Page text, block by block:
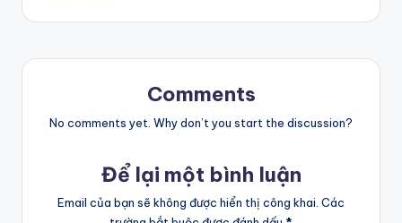
Comments
No comments yet. Why don’t you start the discussion?
Để lại một bình luận
Email của bạn sẽ không được hiển thị công khai. Các